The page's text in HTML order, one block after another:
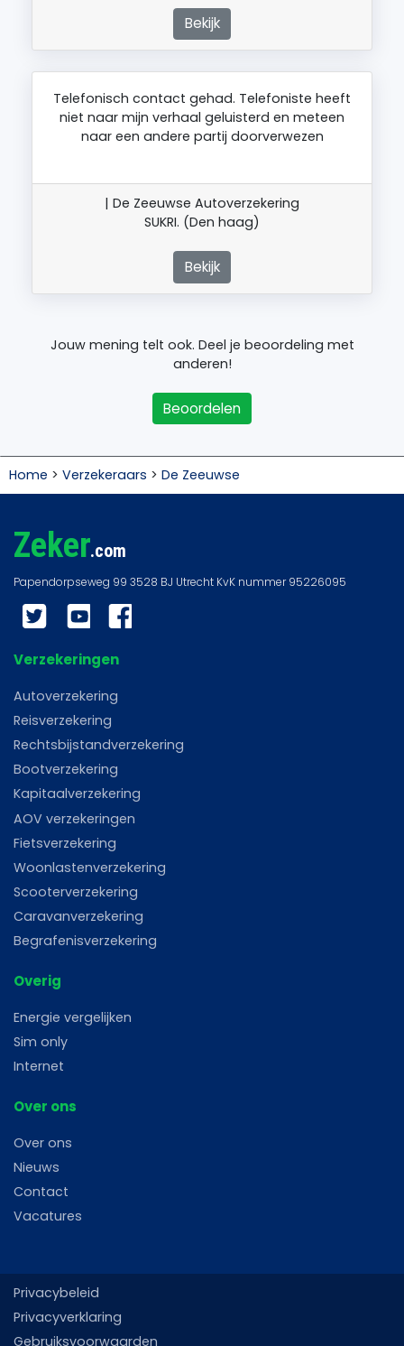
Bekijk
Telefonisch contact gehad. Telefoniste heeft
niet naar mijn verhaal geluisterd en meteen
naar een andere partij doorverwezen
| De Zeeuwse Autoverzekering
SUKRI. (Den haag)
Bekijk
Jouw mening telt ook. Deel je beoordeling met
anderen!
Beoordelen
Home > Verzekeraars > De Zeeuwse
Zeker.com
Twitter YouTube
Verzekeringen
Autoverzekering
Reisverzekering
Rechtsbijstandverzekering
Bootverzekering
Kapitaalverzekering
AOV verzekeringen
Fietsverzekering
Woonlastenverzekering
Scooterverzekering
Caravanverzekering
Begrafenisverzekering
Overig
Energie vergelijken
Sim only
Internet
Over ons
Over ons
Nieuws
Contact
Vacatures
Privacybeleid
Privacyverklaring
Gebruiksvoorwaarden